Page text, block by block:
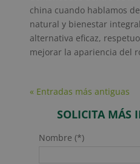
china cuando hablamos
natural y bienestar
alternativa eficaz,
mejorar la apariencia del
« Entradas más antiguas
SOLICITA MÁS
Nombre (*)